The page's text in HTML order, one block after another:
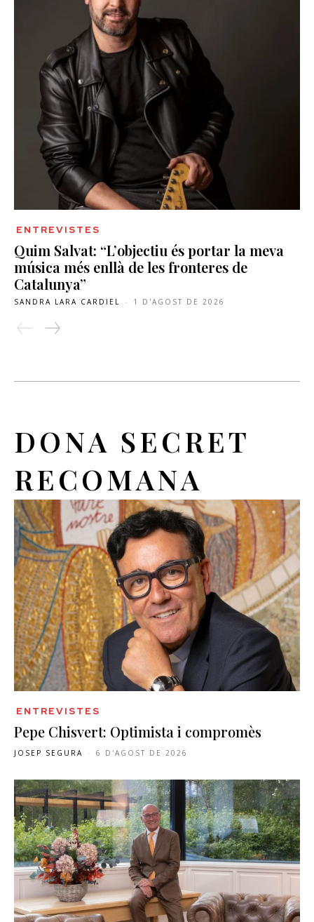
ENTREVISTES
Quim Salvat: “L’objectiu és portar la meva
música més enllà de les fronteres de
Catalunya”
SANDRA LARA CARDIEL - 1 D'AGOST DE 2026
DONA SECRET
RECOMANA
ENTREVISTES
Pepe Chisvert: Optimista i compromès
JOSEP SEGURA - 6 D'AGOST DE 2026